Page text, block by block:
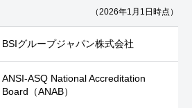
（2026年1月1日時点）
BSIグループジャパン株式会社
ANSI-ASQ National Accreditation
Board（ANAB）